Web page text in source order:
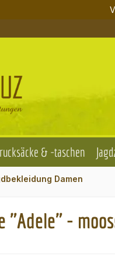
& -taschen
Damen
"Adele" -